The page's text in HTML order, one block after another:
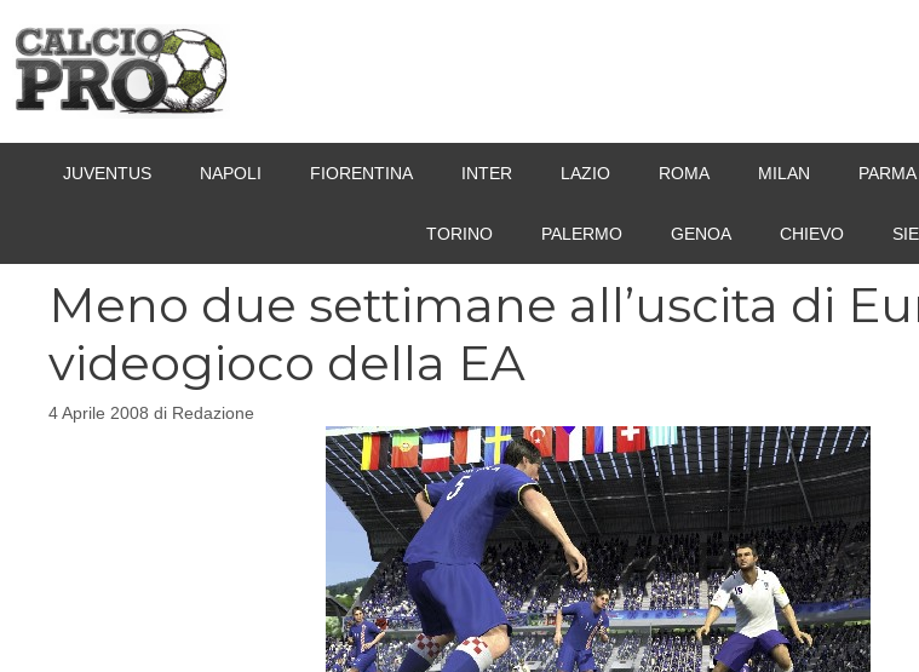
contenuto
JUVENTUS NAPOLI FIORENTINA INTER LAZIO ROMA MILAN PARMA
TORINO PALERMO GENOA CHIEVO
Meno due settimane all’uscita di
videogioco della EA
4 Aprile 2008 di Redazione